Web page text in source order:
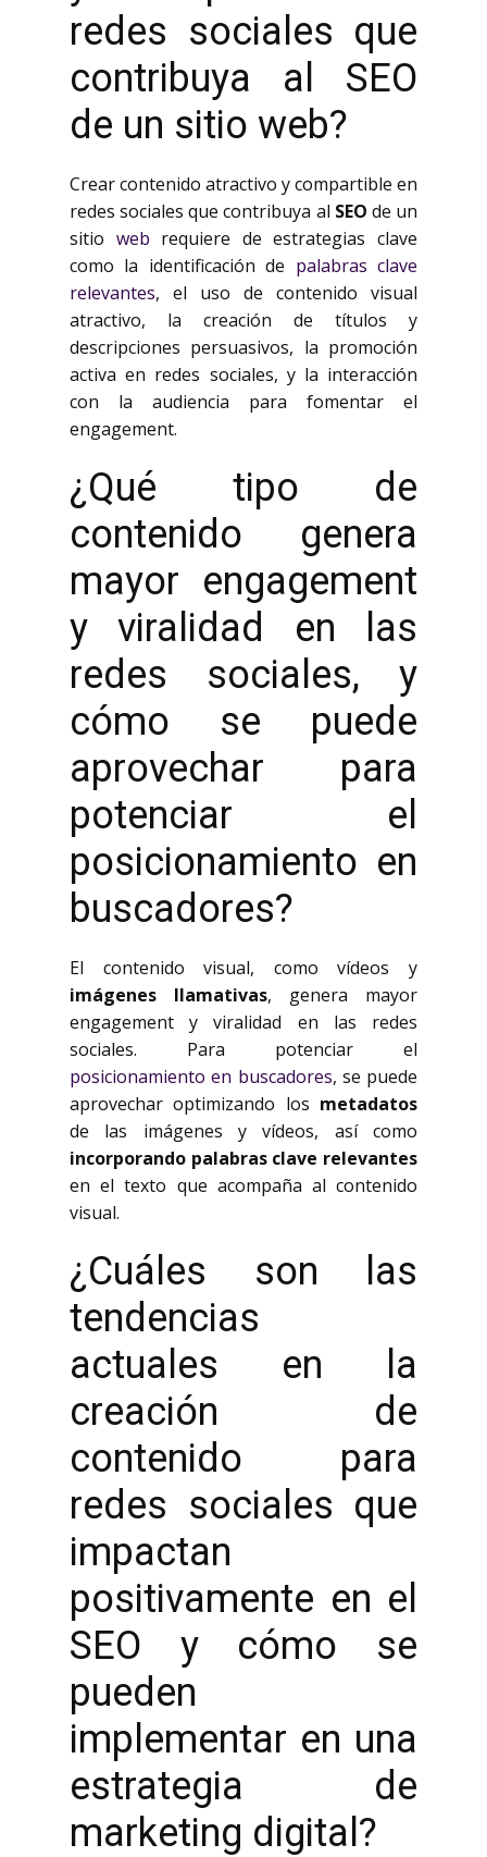
redes sociales que
contribuya al SEO
de un sitio web?
Crear contenido atractivo y compartible en
redes sociales que contribuya al SEO de un
sitio web requiere de estrategias clave
como la identificación de palabras clave
relevantes, el uso de contenido visual
atractivo, la creación de títulos y
descripciones persuasivos, la promoción
activa en redes sociales, y la interacción
con la audiencia para fomentar el
engagement.
¿Qué tipo de
contenido genera
mayor engagement
y viralidad en las
redes sociales, y
cómo se puede
aprovechar para
potenciar el
posicionamiento en
buscadores?
El contenido visual, como vídeos y
imágenes llamativas, genera mayor
engagement y viralidad en las redes
sociales. Para potenciar el
posicionamiento en buscadores, se puede
aprovechar optimizando los metadatos
de las imágenes y vídeos, así como
incorporando palabras clave relevantes
en el texto que acompaña al contenido
visual.
¿Cuáles son las
tendencias
actuales en la
creación de
contenido para
redes sociales que
impactan
positivamente en el
SEO y cómo se
pueden
implementar en una
estrategia de
marketing digital?